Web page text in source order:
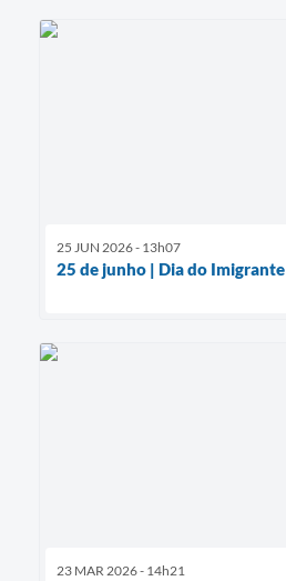
25 JUN 2026 - 13h07
25 de junho | Dia do Imigrante
23 MAR 2026 - 14h21